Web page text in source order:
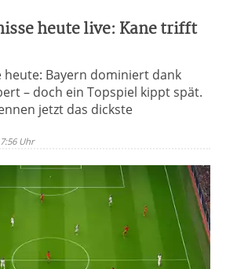
heute live: Kane trifft
heute: Bayern dominiert dank
– doch ein Topspiel kippt spät.
jetzt das dickste
Uhr